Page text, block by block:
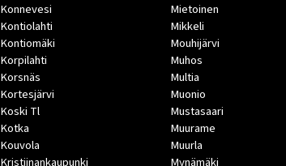
Konnevesi
Kontiolahti
Kontiomäki
Korpilahti
Korsnäs
Kortesjärvi
Koski Tl
Kotka
Kouvola
Kristiinankaupunki
Mietoinen
Mikkeli
Mouhijärvi
Muhos
Multia
Muonio
Mustasaari
Muurame
Muurla
Mynämäki